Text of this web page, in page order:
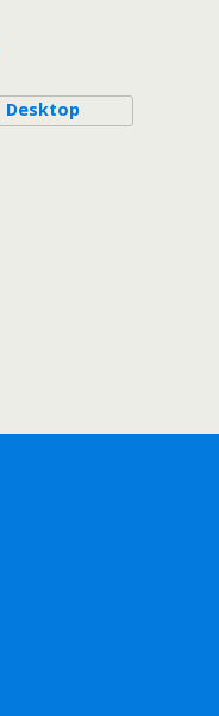
Desktop